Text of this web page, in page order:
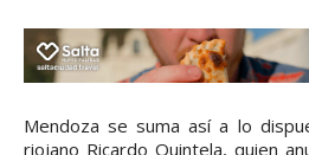
Mendoza se suma así a lo
riojano Ricardo Quintela, quien